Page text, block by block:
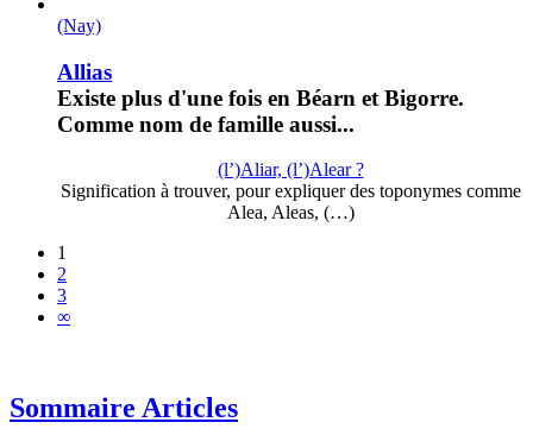
(Nay)
Allias
Existe plus d'une fois en Béarn et Bigorre.
Comme nom de famille aussi...
(l’)Aliar, (l’)Alear ?
Signification à trouver, pour expliquer des toponymes comme
Alea, Aleas, (…)
1
2
3
∞
Sommaire Articles